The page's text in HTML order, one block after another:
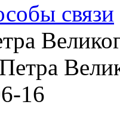
связи
16